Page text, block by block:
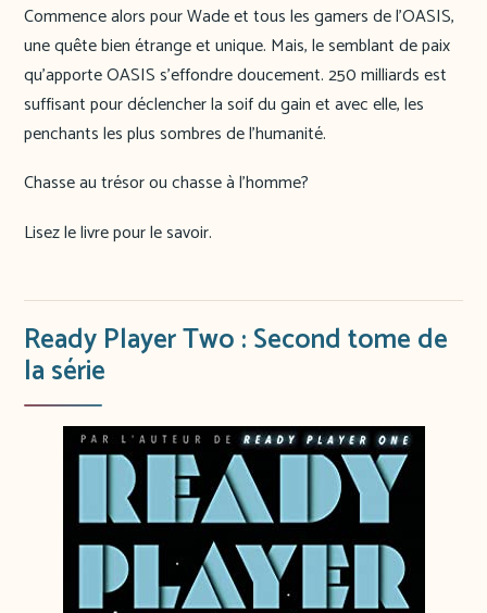
Commence alors pour Wade et tous les gamers de l’OASIS,
une quête bien étrange et unique. Mais, le semblant de paix
qu’apporte OASIS s’effondre doucement. 250 milliards est
suffisant pour déclencher la soif du gain et avec elle, les
penchants les plus sombres de l’humanité.
Chasse au trésor ou chasse à l’homme?
Lisez le livre pour le savoir.
Ready Player Two : Second tome de
la série